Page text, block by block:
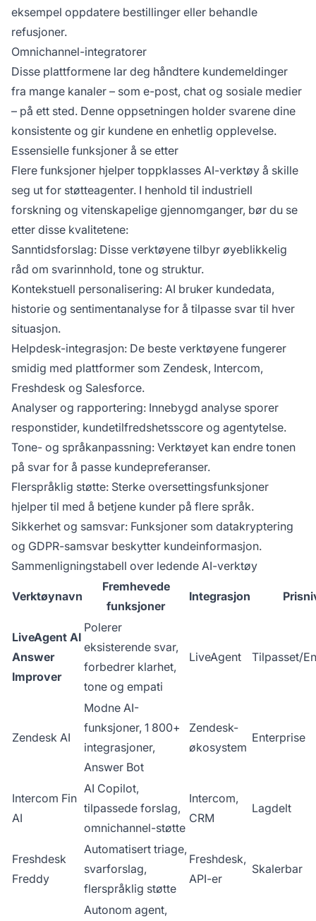
eksempel oppdatere bestillinger eller behandle
refusjoner.
Omnichannel-integratorer
Disse plattformene lar deg håndtere kundemeldinger
fra mange kanaler – som e-post, chat og sosiale medier
– på ett sted. Denne oppsetningen holder svarene dine
konsistente og gir kundene en enhetlig opplevelse.
Essensielle funksjoner å se etter
Flere funksjoner hjelper toppklasses AI-verktøy å skille
seg ut for støtteagenter. I henhold til industriell
forskning og vitenskapelige gjennomganger, bør du se
etter disse kvalitetene:
Sanntidsforslag: Disse verktøyene tilbyr øyeblikkelig
råd om svarinnhold, tone og struktur.
Kontekstuell personalisering: AI bruker kundedata,
historie og sentimentanalyse for å tilpasse svar til hver
situasjon.
Helpdesk-integrasjon: De beste verktøyene fungerer
smidig med plattformer som Zendesk, Intercom,
Freshdesk og Salesforce.
Analyser og rapportering: Innebygd analyse sporer
responstider, kundetilfredshetsscore og agentytelse.
Tone- og språkanpassning: Verktøyet kan endre tonen
på svar for å passe kundepreferanser.
Flerspråklig støtte: Sterke oversettingsfunksjoner
hjelper til med å betjene kunder på flere språk.
Sikkerhet og samsvar: Funksjoner som datakryptering
og GDPR-samsvar beskytter kundeinformasjon.
Sammenligningstabell over ledende AI-verktøy
Verktøynavn
Fremhevede
funksjoner
Integrasjon
LiveAgent AI
Answer
Improver
Polerer
eksisterende svar,
forbedrer klarhet,
tone og empati
LiveAgent Tilpasset/
Zendesk AI
Modne AI-
funksjoner, 1 800+
integrasjoner,
Answer Bot
Zendesk-
økosystem
Enterprise
Intercom Fin
AI
AI Copilot,
tilpassede forslag,
omnichannel-støtte
Intercom,
CRM
Lagdelt
Freshdesk
Freddy
Automatisert triage,
svarforslag,
flerspråklig støtte
Freshdesk,
API-er
Skalerbar
Autonom agent,